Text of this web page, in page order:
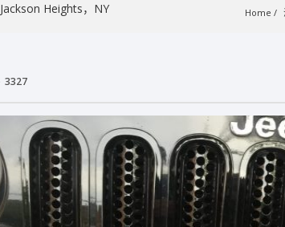
Heights，NY Home
3327